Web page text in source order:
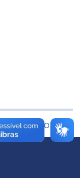
Voltar ao topo